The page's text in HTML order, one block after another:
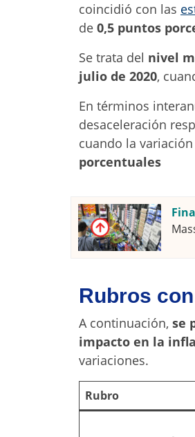
coincidió con las
de 0,5 puntos
Se trata del nivel
julio de 2020,
En términos
desaceleración
cuando la
porcentuales
Rubros
A continuación, se
impacto en la
variaciones.
Rubro